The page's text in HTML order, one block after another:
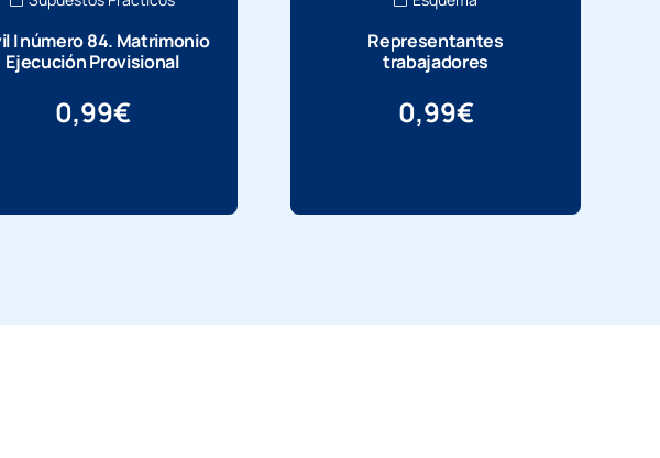
I número 84. Matrimonio
Ejecución Provisional
0,99€
Representantes
trabajadores
0,99€